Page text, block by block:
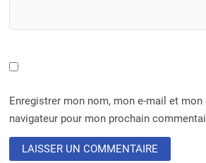
Enregistrer mon nom, mon e-mail et
navigateur pour mon prochain